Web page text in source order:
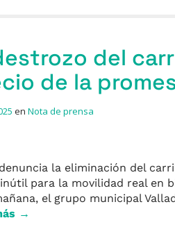
del
de la
en Nota de prensa
la eliminación del
para la movilidad real en
el grupo municipal
→